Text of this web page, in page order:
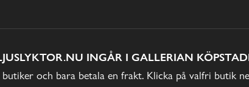
INGÅR I GALLERIAN
och bara betala en frakt. Klicka på valfri butik